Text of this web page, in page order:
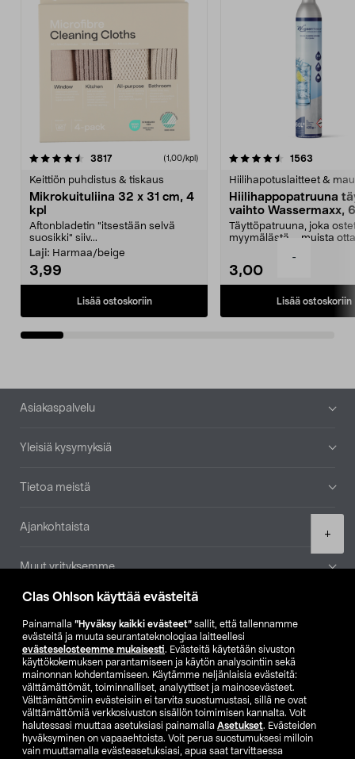
Clas Ohlson käyttää evästeitä
Painamalla ”Hyväksy kaikki evästeet” sallit, että tallennamme
evästeitä ja muuta seurantateknologiaa laitteellesi
evästeselosteemme mukaisesti. Evästeitä käytetään sivuston
käyttökokemuksen parantamiseen ja käytön analysointiin sekä
mainonnan kohdentamiseen. Käytämme neljänlaisia evästeitä:
välttämättömät, toiminnalliset, analyyttiset ja mainosevästeet.
Välttämättömiin evästeisiin ei tarvita suostumustasi, sillä ne ovat
välttämättömiä verkkosivuston sisällön toimimisen kannalta. Voit
halutessasi muuttaa asetuksiasi painamalla Asetukset. Evästeiden
hyväksyminen on vapaaehtoista. Voit perua suostumuksesi milloin
vain muuttamalla evästeasetuksiasi, apua saat tarvittaessa
-
+
3817arvostelut (1,00/kpl)
Keittiön puhdistus & tiskaus
Mikrokuituliina 32 x 31 cm, 4
kpl
Aftonbladetin "itsestään selvä
suosikki" siiv...
Laji: Harmaa/beige
3,99
Lisää ostoskoriin
4.5viidestä
1563
Hiilihapotuslaitteet &
Hiilihappopatruuna
vaihto Wassermaxx,
Täyttöpatruuna, joka
myymälästä – muista
3,00
Lisää ostoskoriin
4.5viidestä
Alatunniste
Asiakaspalvelu
Yleisiä kysymyksiä
Tietoa meistä
Ajankohtaista
Muut yrityksemme
Etsi myymälä
SE NO FI
FI SV